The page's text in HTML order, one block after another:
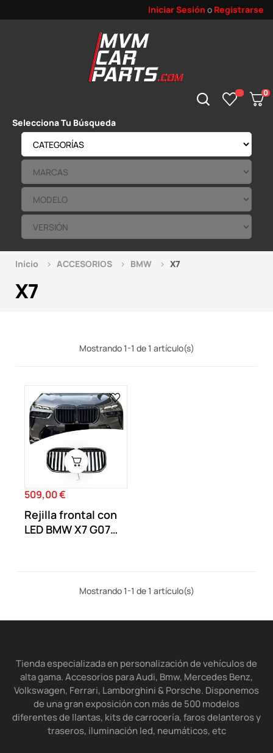
Iniciar Sesión o Registrarse
0
Selecciona Tu Búsqueda
X7
Inicio ACCESORIOS BMW X7
Mostrando 1-1 de 1 artículo(s)
Precio
509,00 €
Rejilla frontal con
LED BMW X7 G07
Mostrando 1-1 de 1 artículo(s)
Tienda especializada en personalización de vehículos de
alta gama. Accesorios para Audi, Bmw, Mercedes Benz,
Volkswagen, Ferrari, Lamborghini & Porsche. Disponemos
de una gran exposición con más de 500 modelos
diferentes de llantas, kits de carrocería, faros delanteros y
traseros, iluminación led, neumáticos, etc